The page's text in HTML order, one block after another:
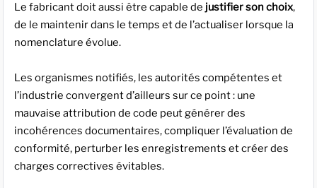
Le fabricant doit aussi être capable de justifier son choix,
de le maintenir dans le temps et de l’actualiser lorsque la
nomenclature évolue.
Les organismes notifiés, les autorités compétentes et
l’industrie convergent d’ailleurs sur ce point : une
mauvaise attribution de code peut générer des
incohérences documentaires, compliquer l’évaluation de
conformité, perturber les enregistrements et créer des
charges correctives évitables.